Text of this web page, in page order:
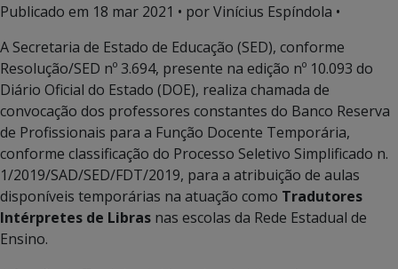
Publicado em 18 mar 2021 • por Vinícius Espíndola •
A Secretaria de Estado de Educação (SED), conforme
Resolução/SED nº 3.694, presente na edição nº 10.093 do
Diário Oficial do Estado (DOE), realiza chamada de
convocação dos professores constantes do Banco Reserva
de Profissionais para a Função Docente Temporária,
conforme classificação do Processo Seletivo Simplificado n.
1/2019/SAD/SED/FDT/2019, para a atribuição de aulas
disponíveis temporárias na atuação como Tradutores
Intérpretes de Libras nas escolas da Rede Estadual de
Ensino.